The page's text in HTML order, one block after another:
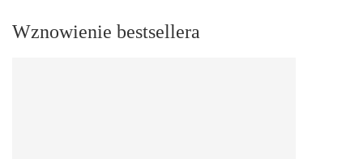
Wznowienie bestsellera